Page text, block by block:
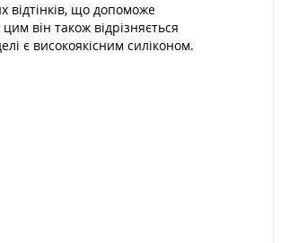
відтінків, що допоможе
він також відрізняється
є високоякісним силіконом.